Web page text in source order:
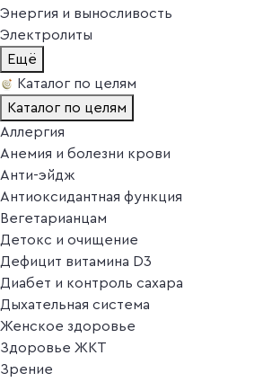
Энергия и выносливость
Электролиты
Ещё
Каталог по целям
Каталог по целям
Аллергия
Анемия и болезни крови
Анти-эйдж
Антиоксидантная функция
Вегетарианцам
Детокс и очищение
Дефицит витамина D3
Диабет и контроль сахара
Дыхательная система
Женское здоровье
Здоровье ЖКТ
Зрение